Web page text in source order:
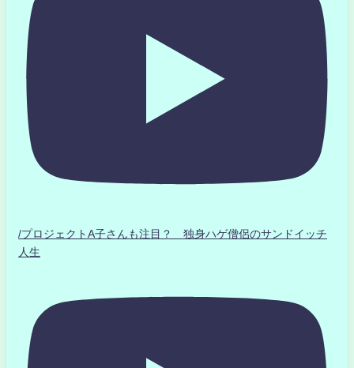
/プロジェクトA子さんも注目？ 独身ハゲ僧侶のサンドイッチ
人生